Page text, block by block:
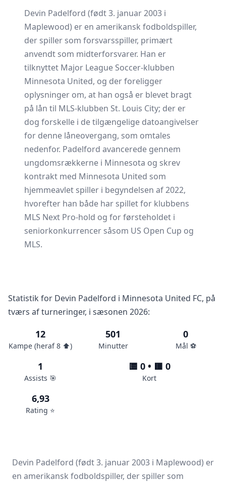
Devin Padelford (født 3. januar 2003 i
Maplewood) er en amerikansk fodboldspiller,
der spiller som forsvarsspiller, primært
anvendt som midterforsvarer. Han er
tilknyttet Major League Soccer-klubben
Minnesota United, og der foreligger
oplysninger om, at han også er blevet bragt
på lån til MLS-klubben St. Louis City; der er
dog forskelle i de tilgængelige datoangivelser
for denne låneovergang, som omtales
nedenfor. Padelford avancerede gennem
ungdomsrækkerne i Minnesota og skrev
kontrakt med Minnesota United som
hjemmeavlet spiller i begyndelsen af 2022,
hvorefter han både har spillet for klubbens
MLS Next Pro-hold og for førsteholdet i
seniorkonkurrencer såsom US Open Cup og
MLS.
Statistik for Devin Padelford i Minnesota United FC, på
tværs af turneringer, i sæsonen 2026:
12
Kampe (heraf 8 ⬆️)
501
Minutter
0
Mål ⚽️
1
Assists 🎯
🟨 0 • 🟥 0
Kort
6,93
Rating ⭐️
Devin Padelford (født 3. januar 2003 i Maplewood) er
en amerikansk fodboldspiller, der spiller som